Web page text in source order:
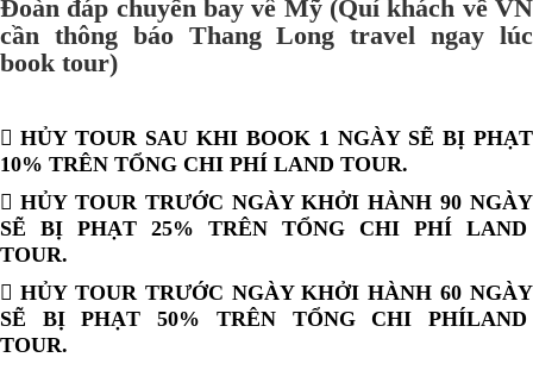
Đoàn đáp chuyến bay vê Mỹ (Quí khách về VN
cần thông báo Thang Long travel ngay lúc
book tour)
 HỦY TOUR SAU KHI BOOK 1 NGÀY SẼ BỊ PHẠT
10% TRÊN TỔNG CHI PHÍ LAND TOUR.
 HỦY TOUR TRƯỚC NGÀY KHỞI HÀNH 90 NGÀY
SẼ BỊ PHẠT 25% TRÊN TỔNG CHI PHÍ LAND
TOUR.
 HỦY TOUR TRƯỚC NGÀY KHỞI HÀNH 60 NGÀY
SẼ BỊ PHẠT 50% TRÊN TỔNG CHI PHÍLAND
TOUR.